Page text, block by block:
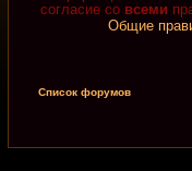
согласие со всеми
Общие
Список форумов